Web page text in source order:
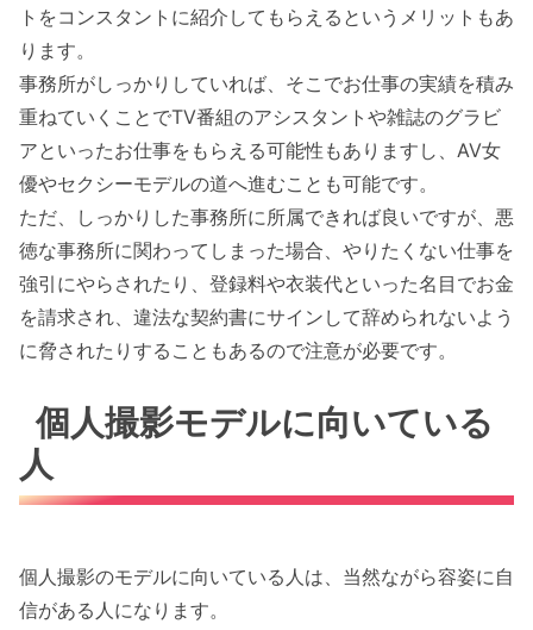
トをコンスタントに紹介してもらえるというメリットもあ
ります。
事務所がしっかりしていれば、そこでお仕事の実績を積み
重ねていくことでTV番組のアシスタントや雑誌のグラビ
アといったお仕事をもらえる可能性もありますし、AV女
優やセクシーモデルの道へ進むことも可能です。
ただ、しっかりした事務所に所属できれば良いですが、悪
徳な事務所に関わってしまった場合、やりたくない仕事を
強引にやらされたり、登録料や衣装代といった名目でお金
を請求され、違法な契約書にサインして辞められないよう
に脅されたりすることもあるので注意が必要です。
個人撮影モデルに向いている
人
個人撮影のモデルに向いている人は、当然ながら容姿に自
信がある人になります。